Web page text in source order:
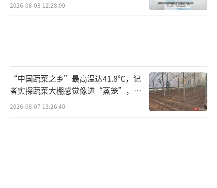
2026-08-08 12:28:09
“中国蔬菜之乡”最高温达41.8℃，记
者实探蔬菜大棚感觉像进“蒸笼”，有
村民称只能凌晨两点起来干活
2026-08-07 13:26:40